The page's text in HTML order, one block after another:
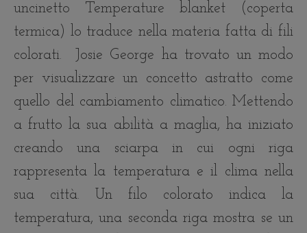
uncinetto Temperature blanket (coperta
termica) lo traduce nella materia fatta di fili
colorati. Josie George ha trovato un modo
per visualizzare un concetto astratto come
quello del cambiamento climatico. Mettendo
a frutto la sua abilità a maglia, ha iniziato
creando una sciarpa in cui ogni riga
rappresenta la temperatura e il clima nella
sua città. Un filo colorato indica la
temperatura, una seconda riga mostra se un